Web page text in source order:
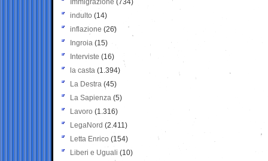
Immigrazione (734)
indulto (14)
inflazione (26)
Ingroia (15)
Interviste (16)
la casta (1.394)
La Destra (45)
La Sapienza (5)
Lavoro (1.316)
LegaNord (2.411)
Letta Enrico (154)
Liberi e Uguali (10)